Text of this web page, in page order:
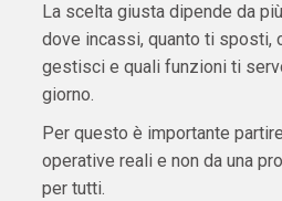
La scelta giusta dipende da
dove incassi, quanto ti sposti,
gestisci e quali funzioni ti
giorno.
Per questo è importante
operative reali e non da una
per tutti.